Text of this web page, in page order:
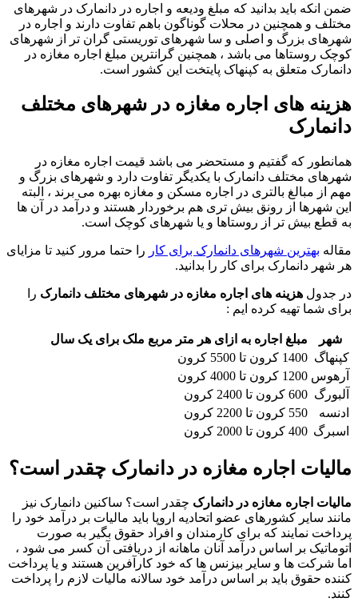
ضمن انکه باید بدانید که مبلغ ودیعه و اجاره در دانمارک در شهرهای
مختلف و همچنین در محلات گوناگون باهم تفاوت دارند و اجاره در
شهرهای بزرگ و اصلی و سا شهرهای توریستی گران تر از شهرهای
کوچک روستاها می باشد ، همچنین گرانترین مبلغ اجاره مغازه در
دانمارک متعلق به کپنهاک پایتخت این کشور است.
هزینه های اجاره مغازه در شهرهای مختلف
دانمارک
همانطور که گفتیم و مستحضر می باشد قیمت اجاره مغازه در
شهرهای مختلف دانمارک با یکدیگر تفاوت دارد و شهرهای بزرگ و
مهم از مبالغ بالتری در اجاره مسکن و مغازه بهره می برند ، البته
این شهرها از رونق بیش تری هم برخوردار هستند و درآمد در آن ها
به قطع بیش تر از روستاها و یا شهرهای کوچک است.
مقاله بهترین شهرهای دانمارک برای کار را حتما مرور کنید تا مزایای
هر شهر دانمارک برای کار را بدانید.
در جدول هزینه های اجاره مغازه در شهرهای مختلف دانمارک را
برای شما تهیه کرده ایم :
شهر
مبلغ اجاره به ازای هر متر مربع ملک برای یک سال
کپنهاگ 1400 کرون تا 5500 کرون
آرهوس 1200 کرون تا 4000 کرون
آلبورگ 600 کرون تا 2400 کرون
ادنسه
550 کرون تا 2200 کرون
اسبرگ 400 کرون تا 2000 کرون
مالیات اجاره مغازه در دانمارک چقدر است؟
مالیات اجاره مغازه در دانمارک چقدر است؟ ساکنین دانمارک نیز
مانند سایر کشورهای عضو اتحادیه اروپا باید مالیات بر درآمد خود را
پرداخت نمایند که برای کارمندان و افراد حقوق بگیر به صورت
اتوماتیک بر اساس درآمد آنان ماهانه از دریافتی آن کسر می شود ،
اما شرکت ها و سایر بیزنس ها که خود کارآفرین هستند و یا پرداخت
کننده حقوق باید بر اساس درآمد خود سالانه مالیات لازم را پرداخت
کنند.